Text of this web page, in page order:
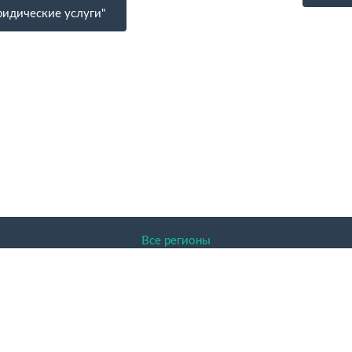
услуги"
Все регионы